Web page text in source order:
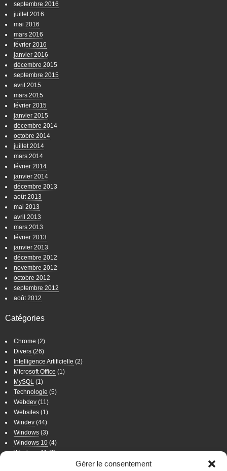
Gérer le consentement
septembre 2016
juillet 2016
mai 2016
mars 2016
février 2016
janvier 2016
décembre 2015
septembre 2015
avril 2015
mars 2015
février 2015
janvier 2015
décembre 2014
octobre 2014
juillet 2014
mars 2014
février 2014
janvier 2014
décembre 2013
août 2013
mai 2013
avril 2013
mars 2013
février 2013
janvier 2013
décembre 2012
novembre 2012
octobre 2012
septembre 2012
août 2012
Catégories
Chrome (2)
Divers (26)
Intelligence Artificielle (2)
Microsoft Office (1)
MySQL (1)
Technologie (5)
Webdev (11)
Websites (1)
Windev (44)
Windows (3)
Windows 10 (4)
Windows 11(6)